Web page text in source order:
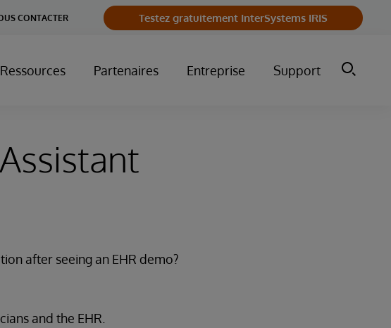
CONTACTER Testez gratuitement InterSystems IRIS
Partenaires Entreprise Support
after seeing an EHR demo?
and the EHR.